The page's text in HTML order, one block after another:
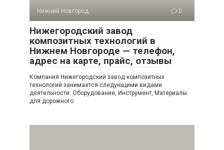
Нижний Новгород 0
Нижегородский завод
композитных технологий в
Нижнем Новгороде — телефон,
адрес на карте, прайс, отзывы
Компания Нижегородский завод композитных
технологий занимается следующими видами
деятельности: Оборудование, Инструмент, Материалы
для дорожного